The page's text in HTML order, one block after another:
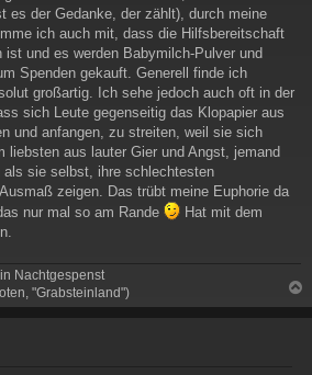
es der Gedanke, der zählt), durch meine
ich auch mit, dass die Hilfsbereitschaft
und es werden Babymilch-Pulver und
Spenden gekauft. Generell finde ich
großartig. Ich sehe jedoch auch oft in der
sich Leute gegenseitig das Klopapier aus
und anfangen, zu streiten, weil sie sich
liebsten aus lauter Gier und Angst, jemand
als sie selbst, ihre schlechtesten
zeigen. Das trübt meine Euphorie da
nur mal so am Rande
Hat mit dem
Nachtgespenst
"Grabsteinland")
a